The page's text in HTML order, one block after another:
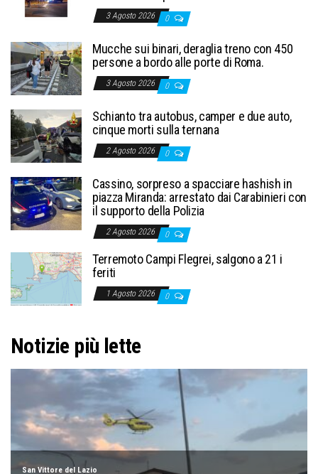
3 Agosto 2026 0
Mucche sui binari, deraglia treno con 450
persone a bordo alle porte di Roma.
3 Agosto 2026 0
Schianto tra autobus, camper e due auto,
cinque morti sulla ternana
2 Agosto 2026 0
Cassino, sorpreso a spacciare hashish in
piazza Miranda: arrestato dai Carabinieri con
il supporto della Polizia
2 Agosto 2026 0
Terremoto Campi Flegrei, salgono a 21 i
feriti
1 Agosto 2026 0
Notizie più lette